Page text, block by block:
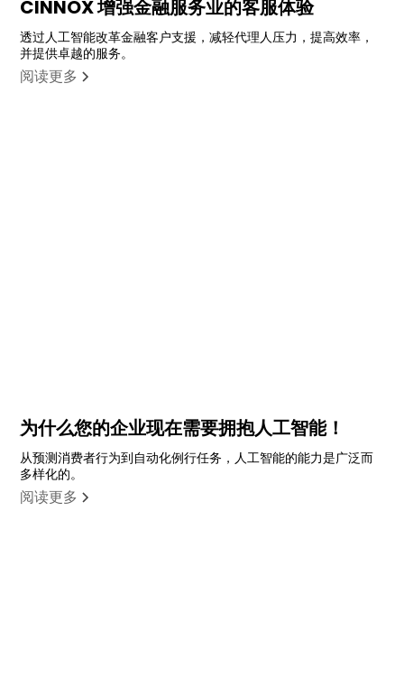
CINNOX 增强金融服务业的客服体验
透过人工智能改革金融客户支援，减轻代理人压力，提高效率，
并提供卓越的服务。
阅读更多
为什么您的企业现在需要拥抱人工智能！
从预测消费者行为到自动化例行任务，人工智能的能力是广泛而
多样化的。
阅读更多